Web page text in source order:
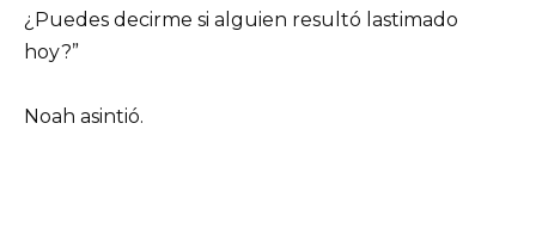
¿Puedes decirme si alguien resultó lastimado
hoy?”
Noah asintió.